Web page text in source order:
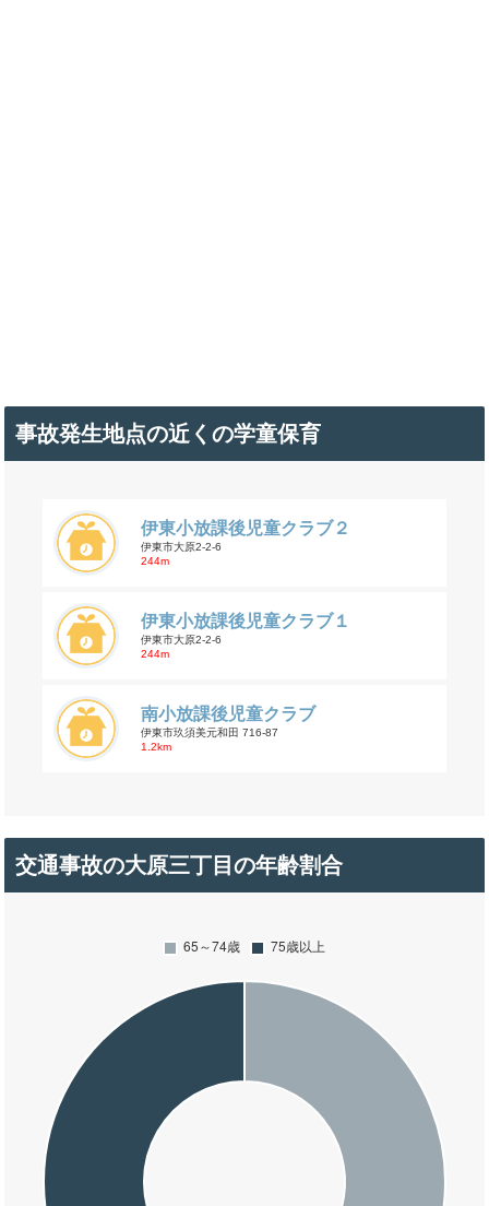
事故発生地点の近くの学童保育
伊東小放課後児童クラブ２
伊東市大原2-2-6
244m
伊東小放課後児童クラブ１
伊東市大原2-2-6
244m
南小放課後児童クラブ
伊東市玖須美元和田 716-87
1.2km
交通事故の大原三丁目の年齢割合